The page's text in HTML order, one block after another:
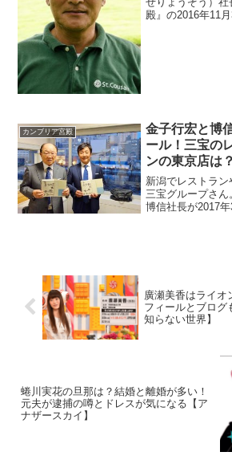
殿』の2016年11
カンブリア宮殿
金子行宏と博
ール！三宝の
ンの東京店は
新潟でレストラ
三宝グループさ
博信社長が2017年
廣瀬美香はライオ
フィールとブログ
知らない世界】
蜷川実花の旦那は？結婚と離婚が多い！
元夫が逮捕の噂とドレスが気になる【ア
ナザースカイ】